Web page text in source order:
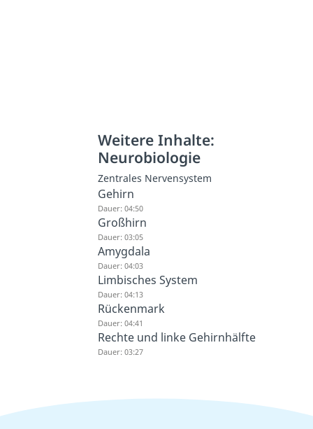
Weitere Inhalte:
Neurobiologie
Zentrales Nervensystem
Gehirn
Dauer: 04:50
Großhirn
Dauer: 03:05
Amygdala
Dauer: 04:03
Limbisches System
Dauer: 04:13
Rückenmark
Dauer: 04:41
Rechte und linke Gehirnhälfte
Dauer: 03:27